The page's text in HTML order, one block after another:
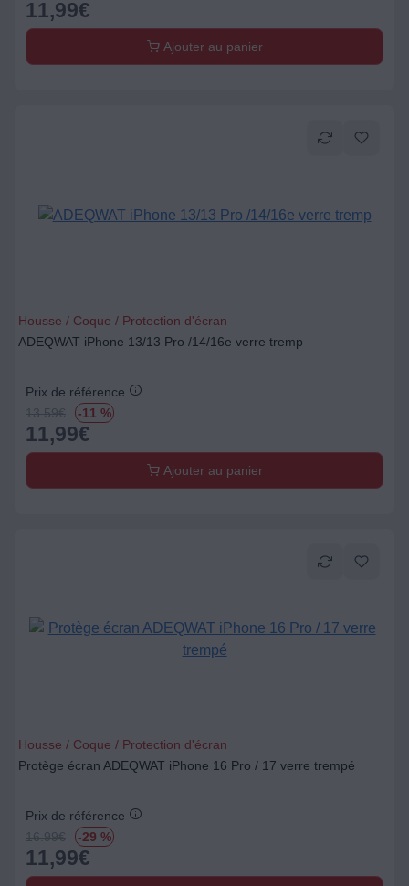
11,99€
Ajouter au panier
Housse / Coque / Protection d'écran
ADEQWAT iPhone 13/13 Pro /14/16e verre tremp
Prix de référence
13.59€ -11 %
11,99€
Ajouter au panier
Housse / Coque / Protection d'écran
Protège écran ADEQWAT iPhone 16 Pro / 17 verre trempé
Prix de référence
16.99€ -29 %
11,99€